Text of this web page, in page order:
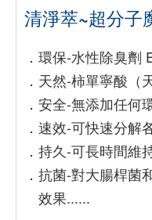
清淨萃~超分子
． 環保-水性除臭劑
． 天然-柿單寧酸（
． 安全-無添加任何
． 速效-可快速分解
． 持久-可長時間維
． 抗菌-對大腸桿菌
效果......